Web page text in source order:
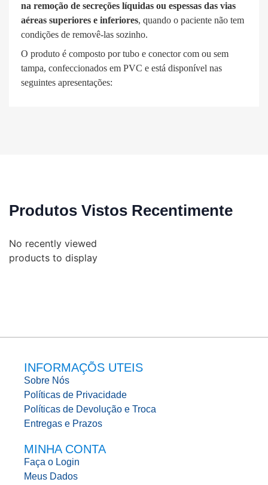
na remoção de secreções líquidas ou espessas das vias
aéreas superiores e inferiores, quando o paciente não tem
condições de removê-las sozinho.
O produto é composto por tubo e conector com ou sem
tampa, confeccionados em PVC e está disponível nas
seguintes apresentações:
Produtos Vistos Recentimente
No recently viewed
products to display
INFORMAÇÕS UTEIS
Sobre Nós
Políticas de Privacidade
Políticas de Devolução e Troca
Entregas e Prazos
MINHA CONTA
Faça o Login
Meus Dados